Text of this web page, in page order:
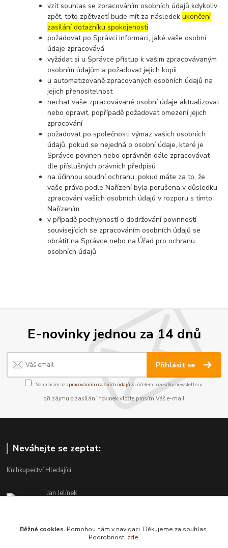
vzít souhlas se zpracováním osobních údajů kdykoliv
zpět, toto zpětvzetí bude mít za následekukončení
zasílání dotazníku spokojenosti
požadovat po Správci informaci, jaké vaše osobní
údaje zpracovává
vyžádat si u Správce přístup k vašim zpracovávaným
osobním údajům a požadovat jejich kopii
u automatizovaně zpracovaných osobních údajů na
jejich přenositelnost
nechat vaše zpracovávané osobní údaje aktualizovat
nebo opravit, popřípadě požadovat omezení jejich
zpracování
požadovat po společnosti výmaz vašich osobních
údajů, pokud se nejedná o osobní údaje, které je
Správce povinen nebo oprávněn dále zpracovávat
dle příslušných právních předpisů
na účinnou soudní ochranu, pokud máte za to, že
vaše práva podle Nařízení byla porušena v důsledku
zpracování vašich osobních údajů v rozporu s tímto
Nařízením
v případě pochybností o dodržování povinností
souvisejících se zpracováním osobních údajů se
obrátit na Správce nebo na Úřad pro ochranu
osobních údajů
E-novinky jednou za 14 dnů
Přihlásit se
Souhlasím se zpracováním osobních údajůza účelem rozesílky newsletteru.
při zájmu o zasílání novinek vložte prosím Váš e-mail
Neváhejte se zeptat:
Knihkupectví Hledající
Jan Jelínek
info@hledajici.cz
Běžné cookies. Pomohou nám v navigaci. Děkujeme za souhlas.
Podrobnosti zde.